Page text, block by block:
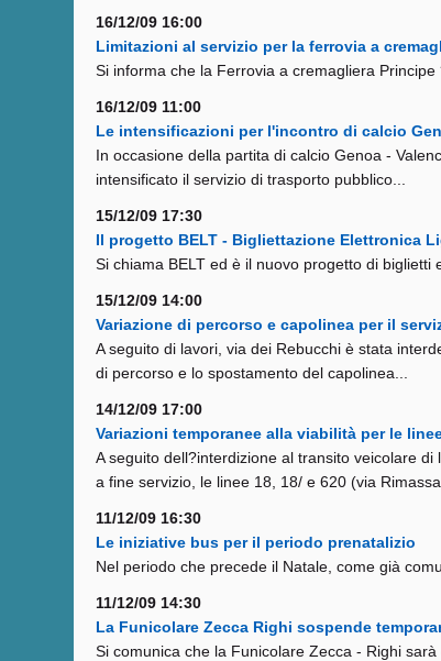
16/12/09 16:00
Limitazioni al servizio per la ferrovia a
Si informa che la Ferrovia a cremagliera
16/12/09 11:00
Le intensificazioni per l'incontro di calcio
In occasione della partita di calcio Genoa -
intensificato il servizio di trasporto pubblico...
15/12/09 17:30
Il progetto BELT - Bigliettazione Elettronica
Si chiama BELT ed è il nuovo progetto di biglietti
15/12/09 14:00
Variazione di percorso e capolinea per il
A seguito di lavori, via dei Rebucchi è stata
di percorso e lo spostamento del capolinea...
14/12/09 17:00
Variazioni temporanee alla viabilità per le
A seguito dell?interdizione al transito veicolare
a fine servizio, le linee 18, 18/ e 620 (via
11/12/09 16:30
Le iniziative bus per il periodo prenatalizio
Nel periodo che precede il Natale, come già
11/12/09 14:30
La Funicolare Zecca Righi sospende
Si comunica che la Funicolare Zecca - Righi sarà